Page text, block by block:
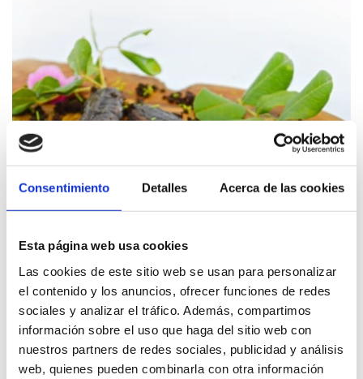
Consentimiento Detalles Acerca de las cookies
Esta página web usa cookies
Las cookies de este sitio web se usan para personalizar
el contenido y los anuncios, ofrecer funciones de redes
sociales y analizar el tráfico. Además, compartimos
información sobre el uso que haga del sitio web con
nuestros partners de redes sociales, publicidad y análisis
web, quienes pueden combinarla con otra información